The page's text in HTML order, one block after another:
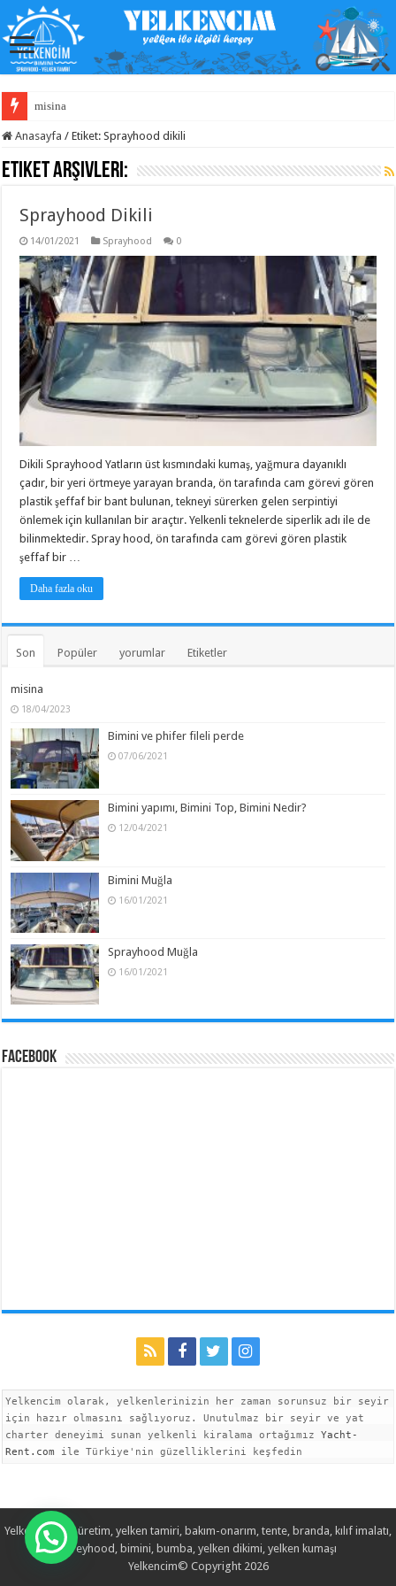
misina
Anasayfa / Etiket:Sprayhood dikili
Etiket Arşivleri:
Sprayhood Dikili
14/01/2021 Sprayhood 0
Dikili Sprayhood Yatların üst kısmındaki kumaş, yağmura dayanıklı
çadır, bir yeri örtmeye yarayan branda, ön tarafında cam görevi gören
plastik şeffaf bir bant bulunan, tekneyi sürerken gelen serpintiyi
önlemek için kullanılan bir araçtır. Yelkenli teknelerde siperlik adı ile de
bilinmektedir. Spray hood, ön tarafında cam görevi gören plastik
şeffaf bir …
Daha fazla oku
Son Popüler yorumlar Etiketler
misina
18/04/2023
Bimini ve phifer fileli perde
07/06/2021
Bimini yapımı, Bimini Top, Bimini Nedir?
12/04/2021
Bimini Muğla
16/01/2021
Sprayhood Muğla
16/01/2021
Facebook
Yelkencim olarak, yelkenlerinizin her zaman sorunsuz bir seyir
için hazır olmasını sağlıyoruz. Unutulmaz bir seyir ve yat
charter deneyimi sunan yelkenli kiralama ortağımız Yacht-
Rent.com ile Türkiye'nin güzelliklerini keşfedin
Yelken imalatı, üretim, yelken tamiri, bakım-onarım, tente, branda, kılıf imalatı,
spreyhood, bimini, bumba, yelken dikimi, yelken kumaşı
Yelkencim© Copyright 2026